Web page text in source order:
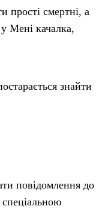
прості смертні, а
Мені качалка,
знайти
повідомлення до